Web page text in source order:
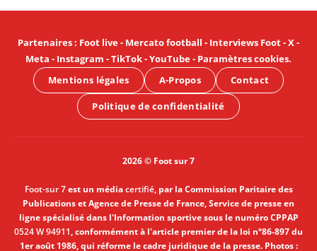
Partenaires: Foot live- Mercato football - Interviews Foot-X-
Meta - Instagram -TikTok-YouTube- Paramètres cookies.
Mentions légales
A-Propos Contact
Politique de confidentialité
2026 © Foot sur 7
Foot-sur 7est un médiacertifié, par la Commission Paritaire des
Publications et Agence de Presse de France, Service de presse en
ligne spécialisé dans l'Information sportive sous le numéro CPPAP
0524 W 94911, conformément à l'article premier de la loi n°86-897 du
1er août 1986, qui réforme le cadre juridique de la presse. Photos :